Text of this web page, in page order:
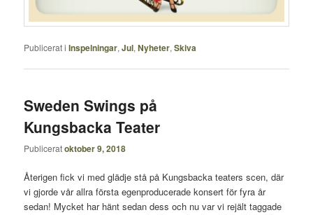
Publicerat i Inspelningar,Jul,Nyheter,Skiva
Sweden Swings på
Kungsbacka Teater
Publiceratoktober 9, 2018
Återigen fick vi med glädje stå på Kungsbacka teaters scen, där
vi gjorde vår allra första egenproducerade konsert för fyra år
sedan! Mycket har hänt sedan dess och nu var vi rejält taggade